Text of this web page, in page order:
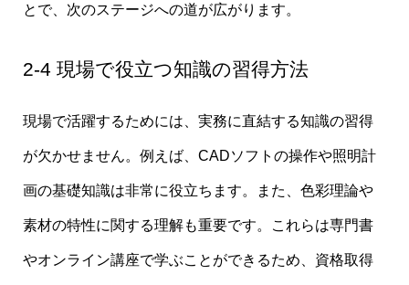
とで、次のステージへの道が広がります。
2-4 現場で役立つ知識の習得方法
現場で活躍するためには、実務に直結する知識の習得
が欠かせません。例えば、CADソフトの操作や照明計
画の基礎知識は非常に役立ちます。また、色彩理論や
素材の特性に関する理解も重要です。これらは専門書
やオンライン講座で学ぶことができるため、資格取得